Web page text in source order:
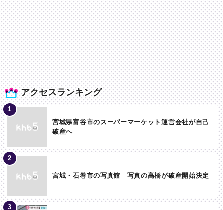
アクセスランキング
宮城県富谷市のスーパーマーケット運営会社が自己
破産へ
宮城・石巻市の写真館 写真の高橋が破産開始決定